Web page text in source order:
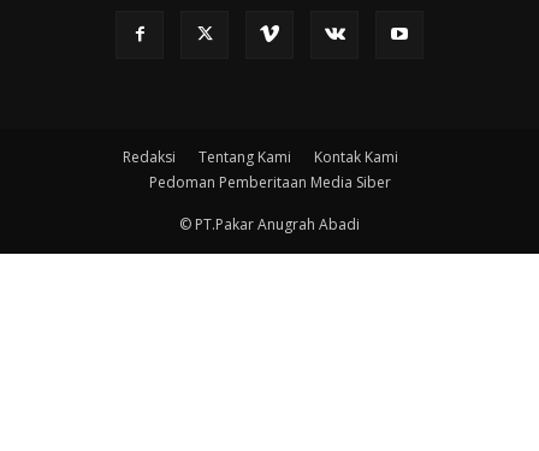
Redaksi Tentang Kami
Kontak Kami
Pedoman Pemberitaan Media Siber
© PT.Pakar Anugrah Abadi